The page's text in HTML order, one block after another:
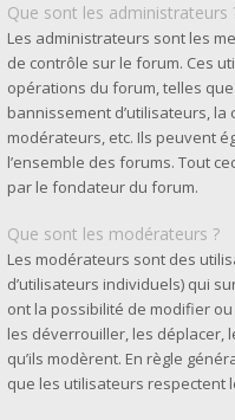
Que sont les administrateurs
Les administrateurs sont les
de contrôle sur le forum. Ces
opérations du forum, telles
bannissement d’utilisateurs,
modérateurs, etc. Ils peuvent
l’ensemble des forums. Tout
par le fondateur du forum.
Que sont les modérateurs ?
Les modérateurs sont des
d’utilisateurs individuels) qui
ont la possibilité de modifier
les déverrouiller, les déplacer,
qu’ils modèrent. En règle
que les utilisateurs respectent